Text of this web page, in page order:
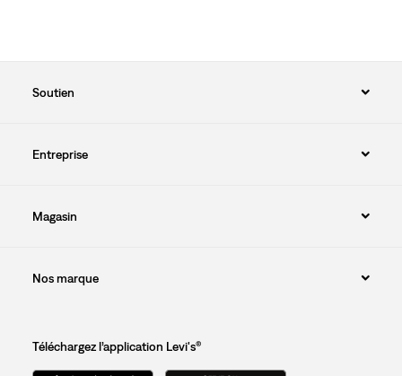
Soutien
Entreprise
Magasin
Nos marque
Téléchargez l’application Levi's®